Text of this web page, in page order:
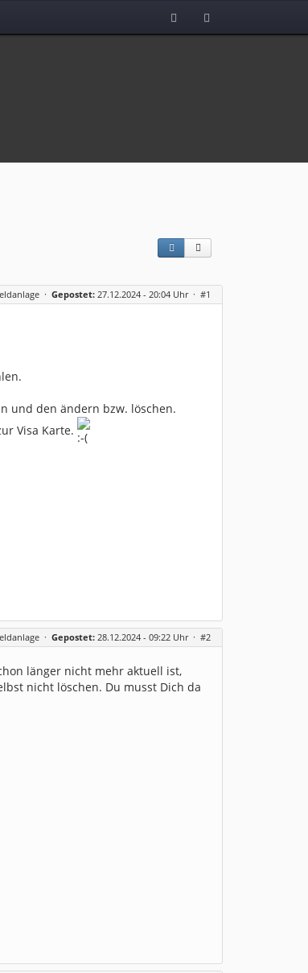
· Gepostet: 27.12.2024 - 20:04 Uhr · #1
und den ändern bzw. löschen.
Visa Karte.
· Gepostet: 28.12.2024 - 09:22 Uhr · #2
länger nicht mehr aktuell ist,
nicht löschen. Du musst Dich da